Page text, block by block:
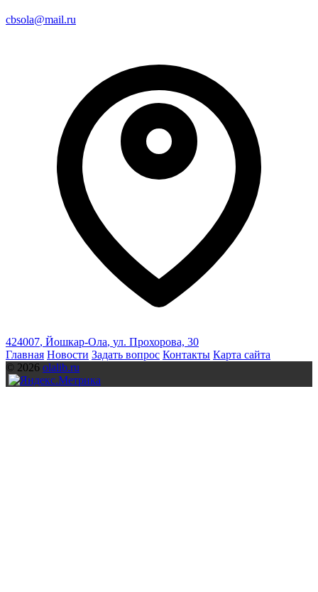
cbsola@mail.ru
424007, Йошкар-Ола, ул. Прохорова, 30
Главная Новости Задать вопрос Контакты Карта сайта
© 2026 olalib.ru